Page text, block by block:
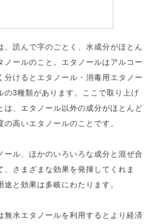
、読んで字のごとく、水成分がほとん
ノールのこと。エタノールはアルコー
分けるとエタノール・消毒用エタノー
の3種類があります。ここで取り上げ
は、エタノール以外の成分がほとんど
の高いエタノールのことです。
ール、ほかのいろいろな成分と混ぜ合
、さまざまな効果を発揮してくれま
と効果は多岐にわたります。
無水エタノールを利用するとより経済